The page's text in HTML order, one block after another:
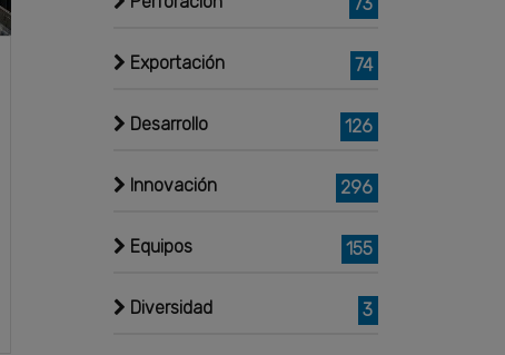
Exportación 74
Desarrollo 126
Innovación 296
Equipos 155
Diversidad 3